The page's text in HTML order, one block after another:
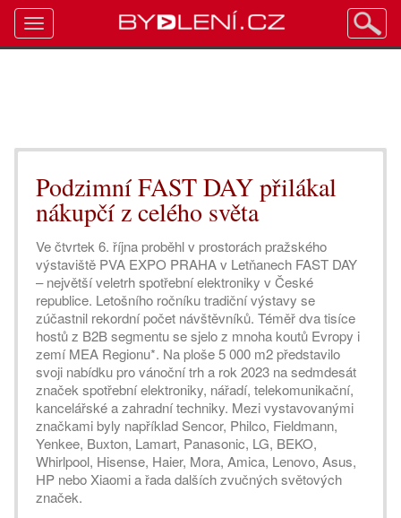
Podzimní FAST DAY přilákal
nákupčí z celého světa
Ve čtvrtek 6. října proběhl v prostorách pražského
výstaviště PVA EXPO PRAHA v Letňanech FAST DAY
– největší veletrh spotřební elektroniky v České
republice. Letošního ročníku tradiční výstavy se
zúčastnil rekordní počet návštěvníků. Téměř dva tisíce
hostů z B2B segmentu se sjelo z mnoha koutů Evropy i
zemí MEA Regionu*. Na ploše 5 000 m2 představilo
svoji nabídku pro vánoční trh a rok 2023 na sedmdesát
značek spotřební elektroniky, nářadí, telekomunikační,
kancelářské a zahradní techniky. Mezi vystavovanými
značkami byly například Sencor, Philco, Fieldmann,
Yenkee, Buxton, Lamart, Panasonic, LG, BEKO,
Whirlpool, Hisense, Haier, Mora, Amica, Lenovo, Asus,
HP nebo Xiaomi a řada dalších zvučných světových
značek.
Toggle
navigation